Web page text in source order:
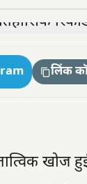
लिंक
खोज